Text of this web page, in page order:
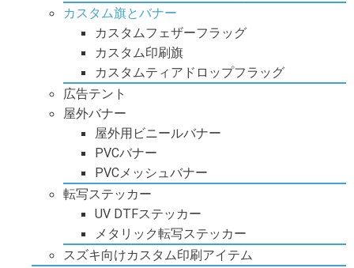
カスタム旗とバナー
カスタムフェザーフラッグ
カスタム印刷旗
カスタムティアドロップフラッグ
広告テント
屋外バナー
屋外用ビニールバナー
PVCバナー
PVCメッシュバナー
転写ステッカー
UV DTFステッカー
メタリック転写ステッカー
スズキ向けカスタム印刷アイテム